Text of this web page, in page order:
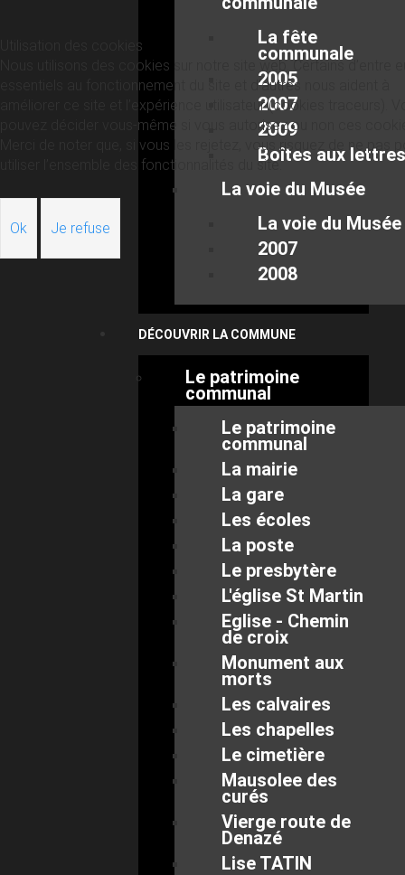
La fête
communale
2005
2007
2009
Boîtes aux lettres
La voie du Musée
La voie du Musée
2007
2008
DÉCOUVRIR LA COMMUNE
Le patrimoine
communal
Le patrimoine
communal
La mairie
La gare
Les écoles
La poste
Le presbytère
L'église St Martin
Eglise - Chemin
de croix
Monument aux
morts
Les calvaires
Les chapelles
Le cimetière
Mausolee des
curés
Vierge route de
Denazé
Lise TATIN
Utilisation des cookies
Nous utilisons des cookies sur notre site web. Certains d’entre
essentiels au fonctionnement du site et d’autres nous aident à
améliorer ce site et l’expérience utilisateur (cookies traceurs).
pouvez décider vous-même si vous autorisez ou non ces
Merci de noter que, si vous les rejetez, vous risquez de ne pas
utiliser l’ensemble des fonctionnalités du site.
Ok Je refuse